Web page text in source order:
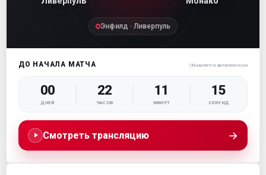
Энфилд · Ливерпуль
ДО НАЧАЛА МАТЧА Обновляется автоматически
00
ДНЕЙ
22
ЧАСОВ
11
МИНУТ
15
СЕКУНД
Смотреть трансляцию →